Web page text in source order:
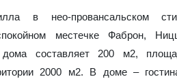
в нео-провансальском
местечке Фаброн,
составляет 200 м2,
2000 м2. В доме –